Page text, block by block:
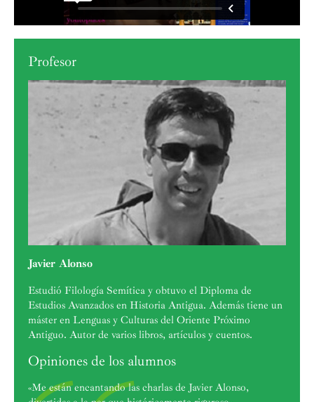
Profesor
Javier Alonso
Estudió Filología Semítica y obtuvo el Diploma de
Estudios Avanzados en Historia Antigua. Además tiene un
máster en Lenguas y Culturas del Oriente Próximo
Antiguo. Autor de varios libros, artículos y cuentos.
Opiniones de los alumnos
«Me están encantando las charlas de Javier Alonso,